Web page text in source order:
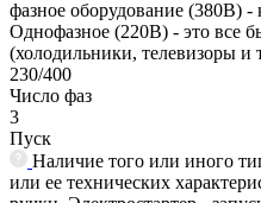
фазное оборудование (380В) -
Однофазное (220В) - это все
(холодильники, телевизоры и
230/400
Число фаз
3
Пуск
Наличие того или иного
или ее технических